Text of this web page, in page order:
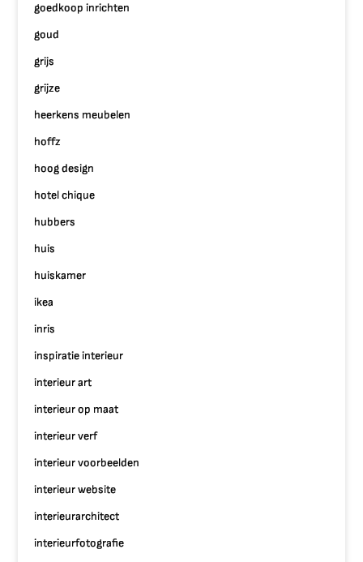
goedkoop inrichten
goud
grijs
grijze
heerkens meubelen
hoffz
hoog design
hotel chique
hubbers
huis
huiskamer
ikea
inris
inspiratie interieur
interieur art
interieur op maat
interieur verf
interieur voorbeelden
interieur website
interieurarchitect
interieurfotografie